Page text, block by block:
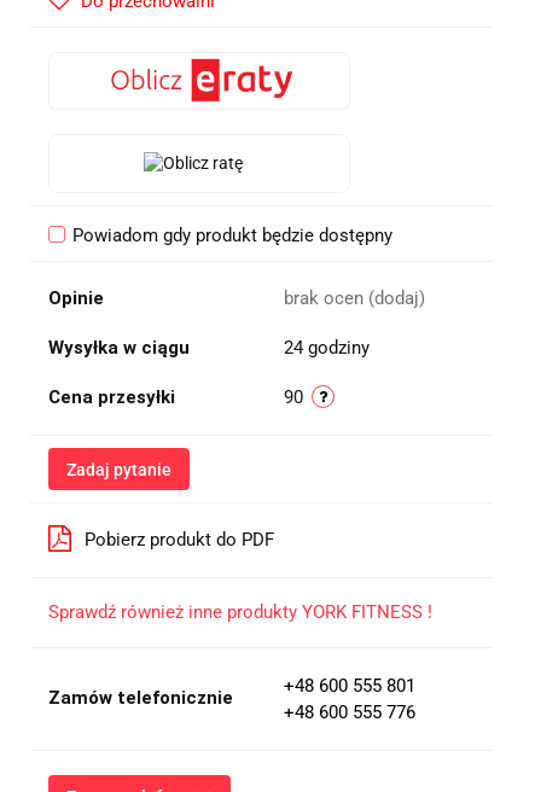
Powiadom gdy produkt będzie dostępny
Opinie brak ocen (dodaj)
Wysyłka w ciągu 24 godziny
Cena przesyłki 90
Zadaj pytanie
Pobierz produkt do PDF
Sprawdź również inne produkty YORK FITNESS !
Zamów telefonicznie
+48 600 555 801
+48 600 555 776